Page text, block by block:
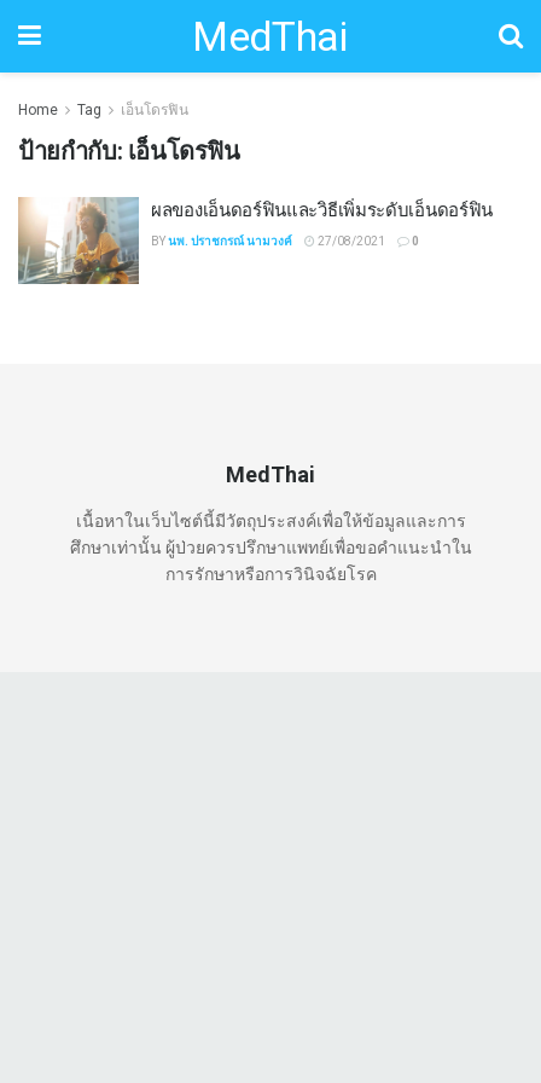
MedThai
Home Tag เอ็นโดรฟิน
ป้ายกำกับ: เอ็นโดรฟิน
ผลของเอ็นดอร์ฟินและวิธีเพิ่มระดับเอ็นดอร์ฟิน
BYนพ. ปราชกรณ์ นามวงค์ 27/08/2021 0
MedThai
เนื้อหาในเว็บไซต์นี้มีวัตถุประสงค์เพื่อให้ข้อมูลและการ
ศึกษาเท่านั้น ผู้ป่วยควรปรึกษาแพทย์เพื่อขอคำแนะนำใน
การรักษาหรือการวินิจฉัยโรค